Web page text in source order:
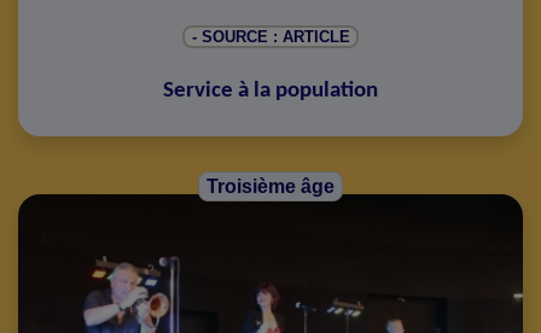
- SOURCE : ARTICLE
Service à la population
Troisième âge